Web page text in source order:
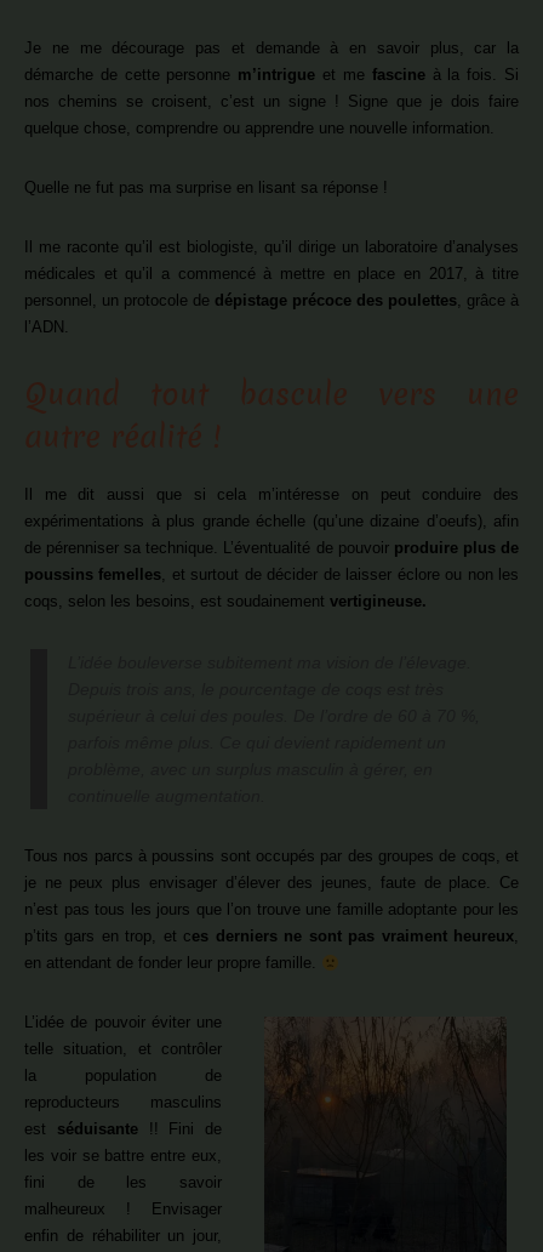
Je ne me décourage pas et demande à en savoir plus, car la
démarche de cette personne m’intrigue et me fascineà la fois. Si
nos chemins se croisent, c’est un signe ! Signe que je dois faire
quelque chose, comprendre ou apprendre une nouvelle information.
Quelle ne fut pas ma surprise en lisant sa réponse !
Il me raconte qu’il est biologiste, qu’il dirige un laboratoire d’analyses
médicales et qu’il a commencé à mettre en place en 2017, à titre
personnel, un protocole de dépistage précoce des poulettes , grâce à
l’ADN.
Il me dit aussi que si cela m’intéresse on peut conduire des
expérimentations à plus grande échelle (qu’une dizaine d’oeufs), afin
de pérenniser sa technique. L’éventualité de pouvoir produire plus de
poussins femelles, et surtout de décider de laisser éclore ou non les
coqs, selon les besoins, est soudainement vertigineuse.
Tous nos parcs à poussins sont occupés par des groupes de coqs, et
je ne peux plus envisager d’élever des jeunes, faute de place. Ce
n’est pas tous les jours que l’on trouve une famille adoptante pour les
p’tits gars en trop, et ces derniers ne sont pas vraiment heureux,
en attendant de fonder leur propre famille.
L’idée de pouvoir éviter une
telle situation, et contrôler
la population de
reproducteurs masculins
est séduisante!! Fini de
les voir se battre entre eux,
fini de les savoir
malheureux ! Envisager
enfin de réhabiliter un jour,